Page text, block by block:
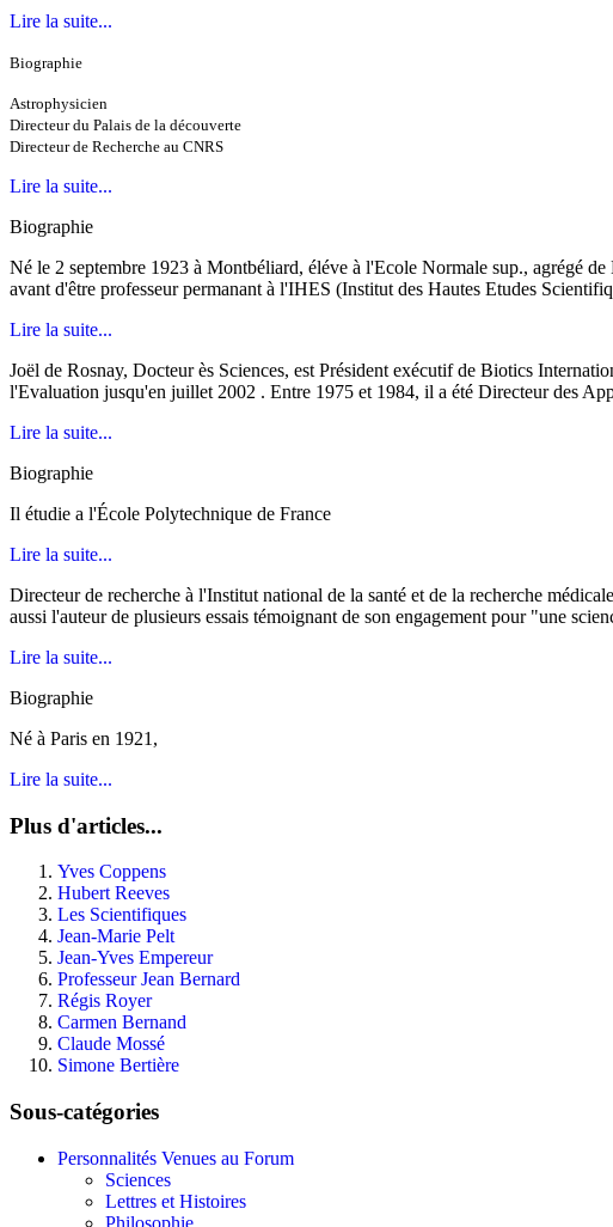
Lire la suite...
Biographie
Astrophysicien
Directeur du Palais de la découverte
Directeur de Recherche au CNRS
Lire la suite...
Biographie
Né le 2 septembre 1923 à Montbéliard, éléve à l'Ecole Normale sup., agrégé
avant d'être professeur permanant à l'IHES (Institut des Hautes Etudes
Lire la suite...
Joël de Rosnay, Docteur ès Sciences, est Président exécutif de Biotics
l'Evaluation jusqu'en juillet 2002 . Entre 1975 et 1984, il a été Directeur des
Lire la suite...
Biographie
Il étudie a l'École Polytechnique de France
Lire la suite...
Directeur de recherche à l'Institut national de la santé et de la recherche
aussi l'auteur de plusieurs essais témoignant de son engagement pour "une
Lire la suite...
Biographie
Né à Paris en 1921,
Lire la suite...
Plus d'articles...
Yves Coppens
Hubert Reeves
Les Scientifiques
Jean-Marie Pelt
Jean-Yves Empereur
Professeur Jean Bernard
Régis Royer
Carmen Bernand
Claude Mossé
Simone Bertière
Sous-catégories
Personnalités Venues au Forum
Sciences
Lettres et Histoires
Philosophie